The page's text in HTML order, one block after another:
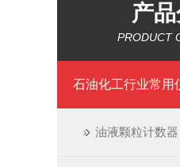
产
PRODUCT
石油化工行业常用
油液颗粒计数器